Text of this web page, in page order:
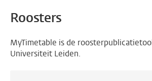
Roosters
MyTimetable is de
Universiteit Leiden.